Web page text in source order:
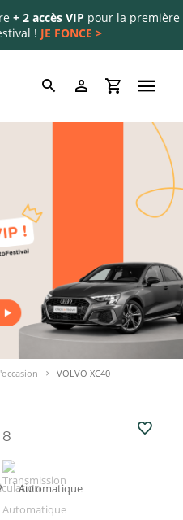
+ 2 accès VIP pour la première
! JE FONCE >
VOLVO XC40
Automatique